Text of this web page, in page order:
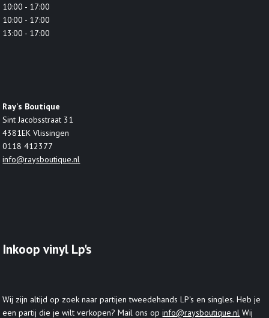
10:00 - 17:00
10:00 - 17:00
13:00 - 17:00
Ray's Boutique
Sint Jacobsstraat 31
4381EK Vlissingen
0118 412377
info@raysboutique.nl
Inkoop vinyl Lp's
Wij zijn altijd op zoek naar partijen tweedehands LP's en singles. Heb je
een partij die je wilt verkopen? Mail ons opinfo@raysboutique.nl Wij